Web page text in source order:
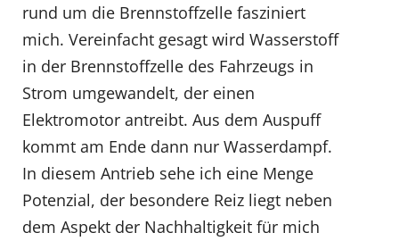
rund um die Brennstoffzelle fasziniert
mich. Vereinfacht gesagt wird Wasserstoff
in der Brennstoffzelle des Fahrzeugs in
Strom umgewandelt, der einen
Elektromotor antreibt. Aus dem Auspuff
kommt am Ende dann nur Wasserdampf.
In diesem Antrieb sehe ich eine Menge
Potenzial, der besondere Reiz liegt neben
dem Aspekt der Nachhaltigkeit für mich